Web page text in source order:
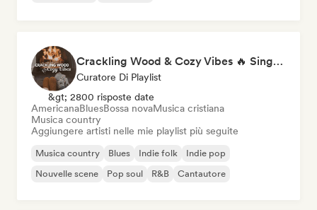
Crackling Wood & Cozy Vibes 🔥 Singer-Songwriter, Dream Pop & Bedroom Pop
Curatore Di Playlist
&gt; 2800 risposte date
AmericanaBluesBossa novaMusica cristiana
Musica country
Aggiungere artisti nelle mie playlist più seguite
Musica country Blues Indie folk
Indie pop
Nouvelle scene
Pop soul R&B Cantautore